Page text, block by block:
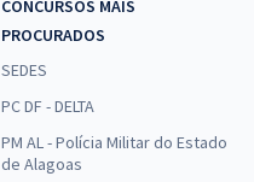
CONCURSOS MAIS
PROCURADOS
SEDES
PC DF - DELTA
PM AL - Polícia Militar do Estado
de Alagoas